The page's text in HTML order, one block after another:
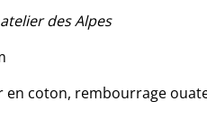
des Alpes
coton, rembourrage